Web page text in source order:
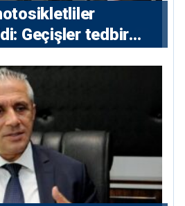
Geçişler tedbir